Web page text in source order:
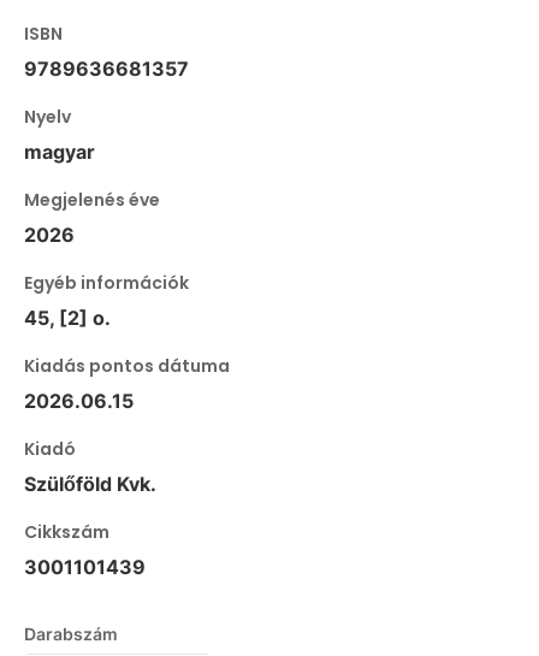
ISBN
9789636681357
Nyelv
magyar
Megjelenés éve
2026
Egyéb információk
45, [2] o.
Kiadás pontos dátuma
2026.06.15
Kiadó
Szülőföld Kvk.
Cikkszám
3001101439
Darabszám